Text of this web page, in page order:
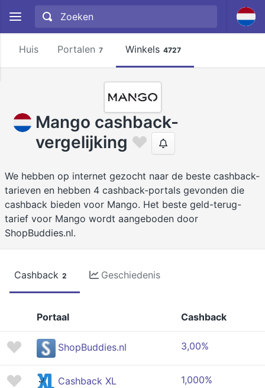
Huis Portalen 7 Winkels 4727
Mango cashback-
vergelijking
We hebben op internet gezocht naar de beste cashback-
tarieven en hebben 4 cashback-portals gevonden die
cashback bieden voor Mango. Het beste geld-terug-
tarief voor Mango wordt aangeboden door
ShopBuddies.nl.
Cashback 2 Geschiedenis
Portaal Cashback
ShopBuddies.nl 3,00%
Cashback XL 1,000%